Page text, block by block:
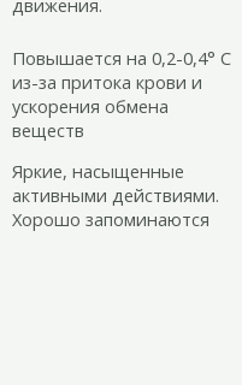
движения.
Повышается на 0,2-0,4° С
из-за притока крови и
ускорения обмена
веществ
Яркие, насыщенные
активными действиями.
Хорошо запоминаются